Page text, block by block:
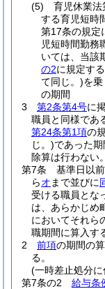
(5)
育児休業法
する育児短時
第17条の規定
児短時間勤務
いては、当該
の2に規定す
て同じ。)を
の期間
3
第2条第4号に
職員と同様であ
第24条第1項の
じ。)であった期
除算は行わない。
第7条
基準日以
らオ まで並びに
受ける職員とな
は、あらかじめ
においてそれら
職期間に算入す
2
前項の期間の
る。
(一時差止処分
第7条の2
給与条